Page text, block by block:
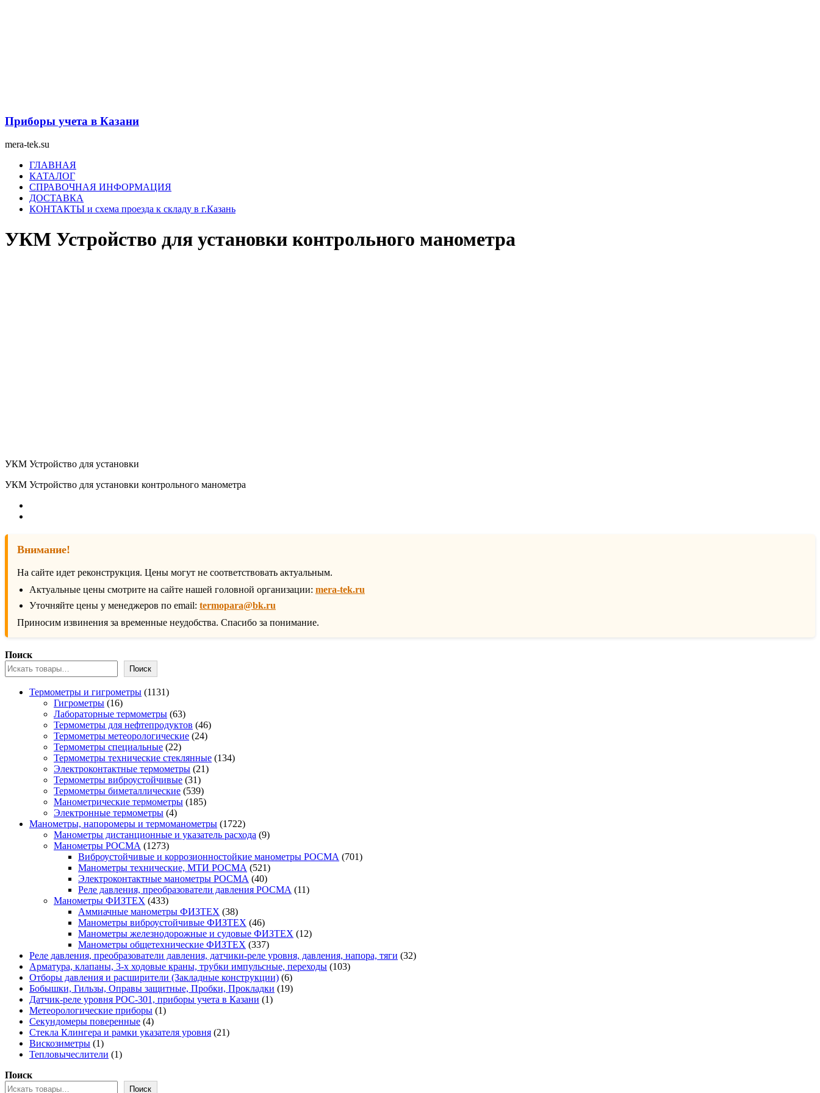
Приборы учета в Казани
mera-tek.su
МенюГЛАВНАЯ
КАТАЛОГ
СПРАВОЧНАЯ ИНФОРМАЦИЯ
ДОСТАВКА
КОНТАКТЫ и схема проезда к складу в г.Казань
УКМ Устройство для установки контрольного манометра
УКМ Устройство для установки
УКМ Устройство для установки контрольного манометра
Внимание!
На сайте идет реконструкция. Цены могут не соответствовать актуальным.
Актуальные цены смотрите на сайте нашей головной организации: mera-tek.ru
Уточняйте цены у менеджеров по email: termopara@bk.ru
Приносим извинения за временные неудобства. Спасибо за понимание.
Поиск
Поиск
Термометры и гигрометры 11311131
Гигрометры 1616
товаров
Лабораторные термометры 6363
товара
Термометры для нефтепродуктов 4646
Термометры метеорологические 2424
Термометры специальные 2222
товара
Термометры технические стеклянные 134134
Электроконтактные термометры 2121
Термометры виброустойчивые 3131
товар
Термометры биметаллические 539539
товаров
Манометрические термометры 185185
Электронные термометры 44
товара
Манометры, напоромеры и термоманометры 17221722
товара
Манометры дистанционные и указатель расхода 99
Манометры РОСМА 12731273
товара
Виброустойчивые и коррозионностойкие манометры РОСМА 701701
Манометры технические, МТИ РОСМА 521521
товар
Электроконтактные манометры РОСМА 4040
товаров
Реле давления, преобразователи давления РОСМА 1111
Манометры ФИЗТЕХ 433433
товара
Аммиачные манометры ФИЗТЕХ 3838
товаров
Манометры виброустойчивые ФИЗТЕХ 4646
товаров
Манометры железнодорожные и судовые ФИЗТЕХ 1212
Манометры общетехнические ФИЗТЕХ 337337
товаров
Реле давления, преобразователи давления, датчики-реле уровня, давления, напора, тяги 3232
Арматура, клапаны, 3-х ходовые краны, трубки импульсные, переходы 103103
Отборы давления и расширители (Закладные конструкции) 66
товаров
Бобышки, Гильзы, Оправы защитные, Пробки, Прокладки 1919
Датчик-реле уровня РОС-301, приборы учета в Казани 11
Метеорологические приборы 11
Секундомеры поверенные 44
товара
Стекла Клингера и рамки указателя уровня 2121
Вискозиметры 11
товар
Тепловычеслители 11
Поиск
Поиск